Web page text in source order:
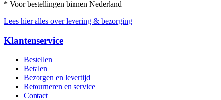
* Voor bestellingen binnen Nederland
Lees hier alles over levering & bezorging
Klantenservice
Bestellen
Betalen
Bezorgen en levertijd
Retourneren en service
Contact